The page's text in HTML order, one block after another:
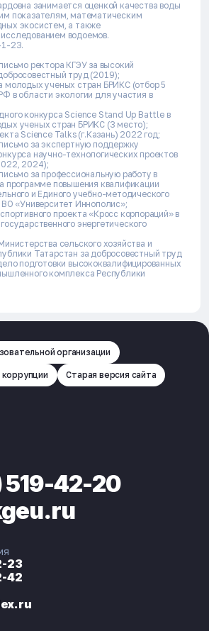
занимается оценкой качества воды
показателям, математическим
экосистем, а также
водоемов.
1-23.
ректора КГЭУ за высокий
труд (2019);
молодых ученых стран БРИКС (отбор 5
в области экологии для участия в
конкурса Science Stand Up Battle в
ученых стран БРИКС (3 место);
Science Talks (г.Казань) 2022 год;
за экспертную поддержку
научно-технологических проектов
2024);
за профессиональную работу в
программе повышения квалификации
и Единого учебно-методического
«Университет Иннополис»;
проекта «Кросс корпораций» в
энергетического
сельского хозяйства и
Татарстан за добросовестный труд
подготовки высококвалифицированных
комплекса Республики
организации
Старая версия сайта
519-42-20
23
42